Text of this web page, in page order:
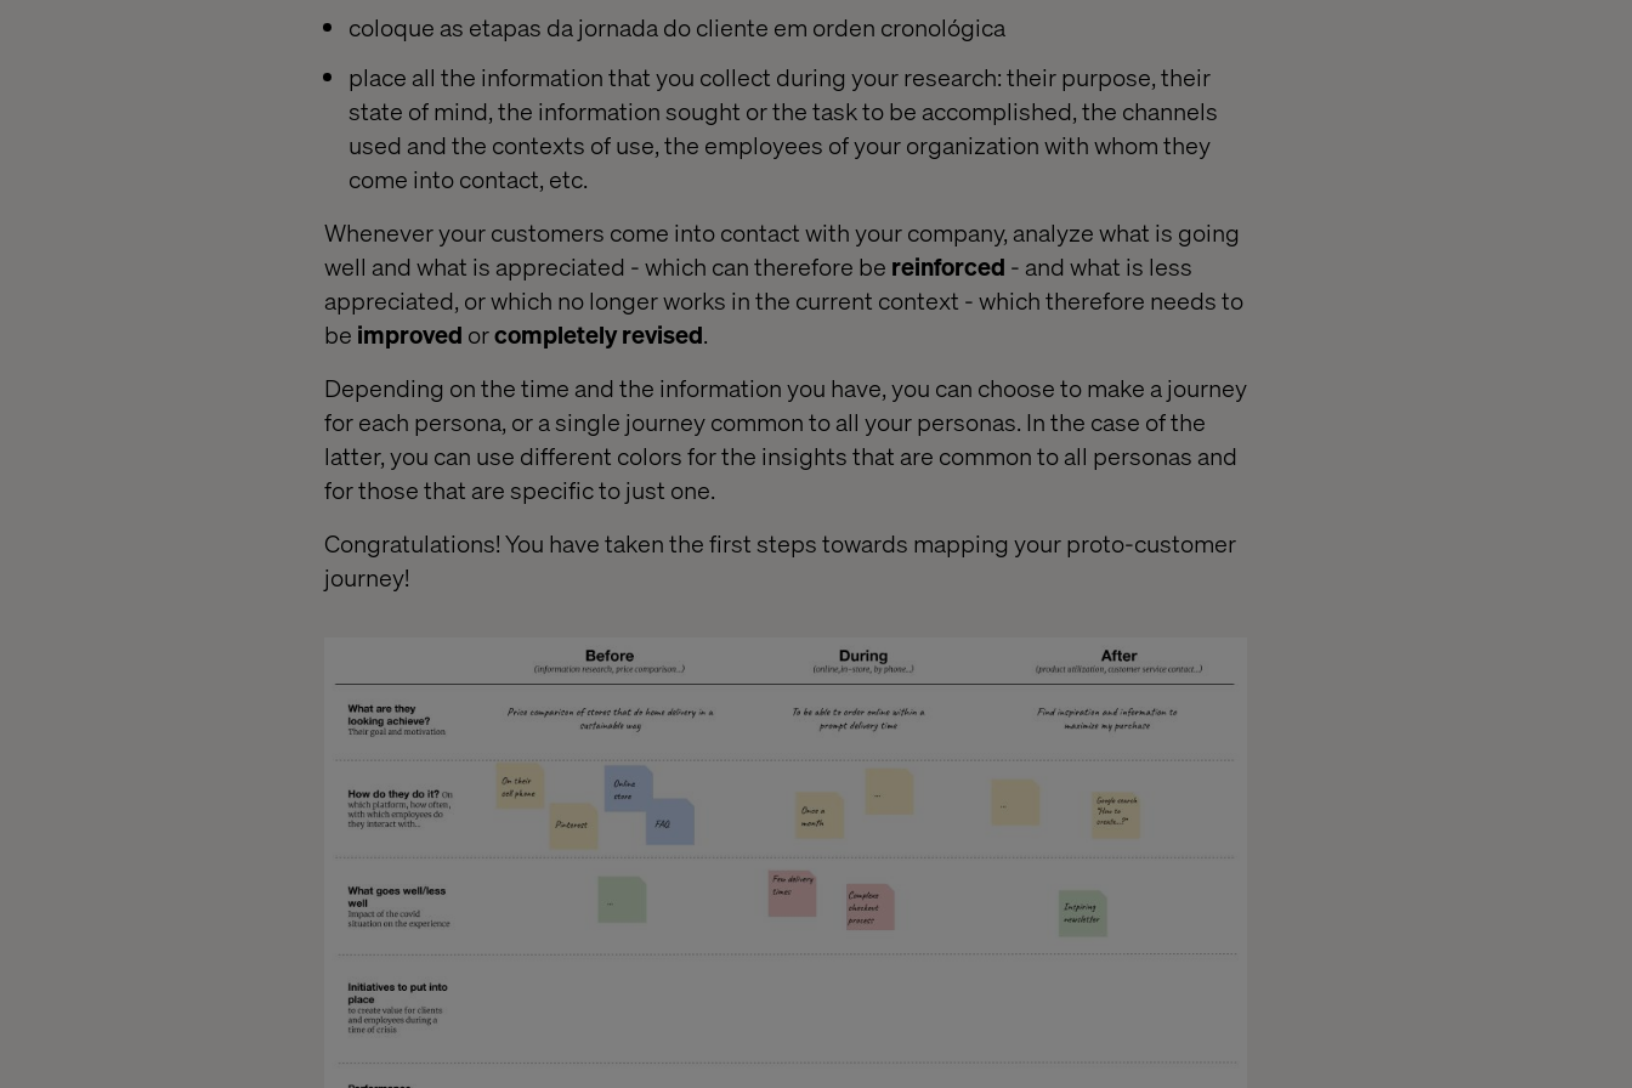
coloque as etapas da jornada do cliente em orden cronológica
place all the information that you collect during your research: their purpose, their
state of mind, the information sought or the task to be accomplished, the channels
used and the contexts of use, the employees of your organization with whom they
come into contact, etc.
Whenever your customers come into contact with your company, analyze what is going
well and what is appreciated - which can therefore be reinforced - and what is less
appreciated, or which no longer works in the current context - which therefore needs to
be improved orcompletelyrevised.
Depending on the time and the information you have, you can choose to make a journey
for each persona, or a single journey common to all your personas. In the case of the
latter, you can use different colors for the insights that are common to all personas and
for those that are specific to just one.
Congratulations! You have taken the first steps towards mapping your proto-customer
journey!